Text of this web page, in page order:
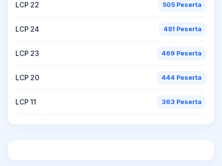
LCP 22 505 Peserta
LCP 24 481 Peserta
LCP 23 469 Peserta
LCP 20 444 Peserta
LCP 11 363 Peserta